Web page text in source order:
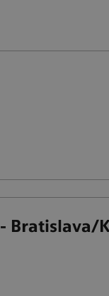
Bratislava/